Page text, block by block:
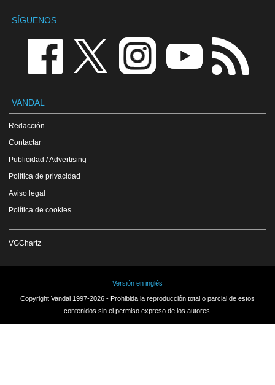
SÍGUENOS
VANDAL
Redacción
Contactar
Publicidad / Advertising
Política de privacidad
Aviso legal
Política de cookies
VGChartz
Versión en inglés
Copyright Vandal 1997-2026 - Prohibida la reproducción total o parcial de estos
contenidos sin el permiso expreso de los autores.